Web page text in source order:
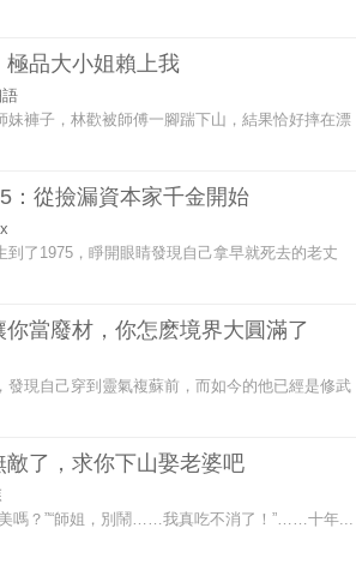
極品大小姐賴上我
妹褲子，林歡被師傅一腳踹下山，結果恰好摔在漂
：從撿漏資本家千金開始
到了1975，睜開眼睛發現自己拿早就死去的老丈
你當廢材，你怎麽境界大圓滿了
發現自己穿到靈氣複蘇前，而如今的他已經是修武
敵了，求你下山娶老婆吧
嗎？”“師姐，別鬧……我真吃不消了！”……十年...